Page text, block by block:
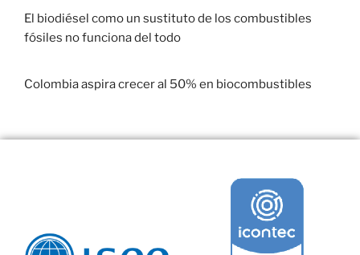
El biodiésel como un sustituto de los combustibles
fósiles no funciona del todo
Colombia aspira crecer al 50% en biocombustibles